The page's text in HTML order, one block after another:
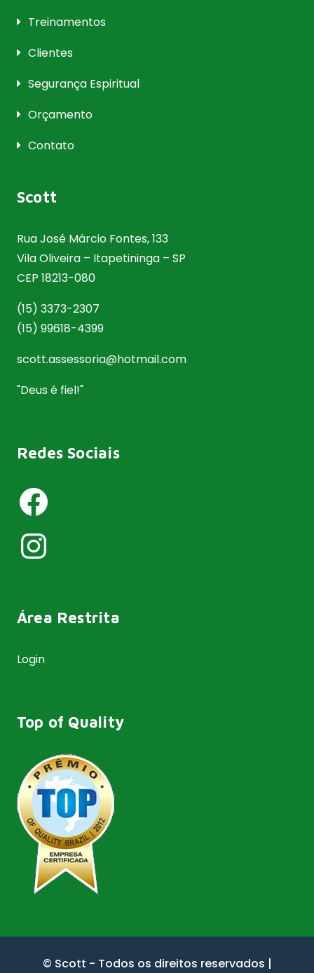
Treinamentos
Clientes
Segurança Espiritual
Orçamento
Contato
Scott
Rua José Márcio Fontes, 133
Vila Oliveira – Itapetininga – SP
CEP 18213-080
(15) 3373-2307
(15) 99618-4399
scott.assessoria@hotmail.com
"Deus é fiel!"
Redes Sociais
Facebook
Instagram
Área Restrita
Login
Top of Quality
© Scott - Todos os direitos reservados |